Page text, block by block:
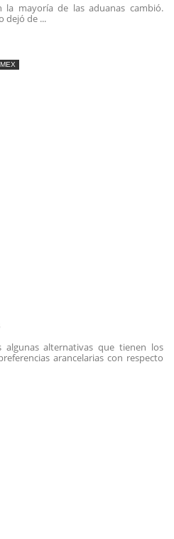
mayoría de las aduanas cambió.
dejó de ...
algunas alternativas que tienen los
arancelarias con respecto